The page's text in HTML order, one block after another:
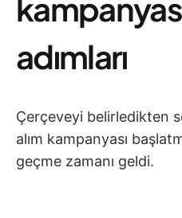
adımları
Çerçeveyi belirledikten
alım kampanyası
geçme zamanı geldi.